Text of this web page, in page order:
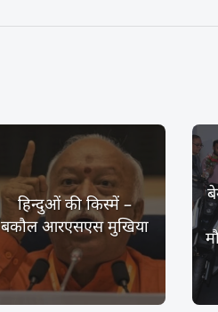
हिन्दुओं की किस्में –
बकौल आरएसएस मुखिया